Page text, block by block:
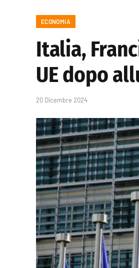
ECONOMIA
Italia,
UE dopo
20 Dicembre 2024